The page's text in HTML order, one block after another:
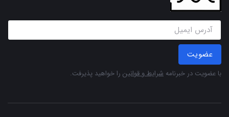
عضویت
با عضویت در خبرنامه شرایط و قوانین را خواهید پذیرفت.